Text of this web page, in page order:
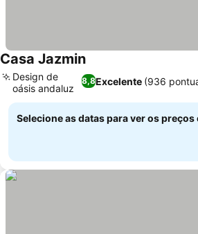
Casa JazminVer preços
8,8Excelente (936
Design de
oásis andaluz
Selecione as datas para ver os preços